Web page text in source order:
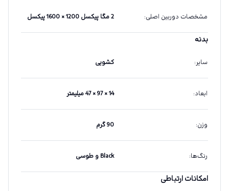
مشخصات دوربین اصلی: 2 مگا پیکسل 1200 × 1600 پیکسل
بدنه
سایر: کشویی
ابعاد: 14 × 97 × 47 میلیمتر
وزن: 90 گرم
رنگ‌ها: Black و طوسی
امکانات ارتباطی